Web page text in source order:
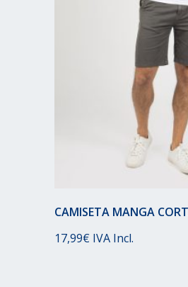
CAMISETA MANGA
17,99€ IVA Incl.